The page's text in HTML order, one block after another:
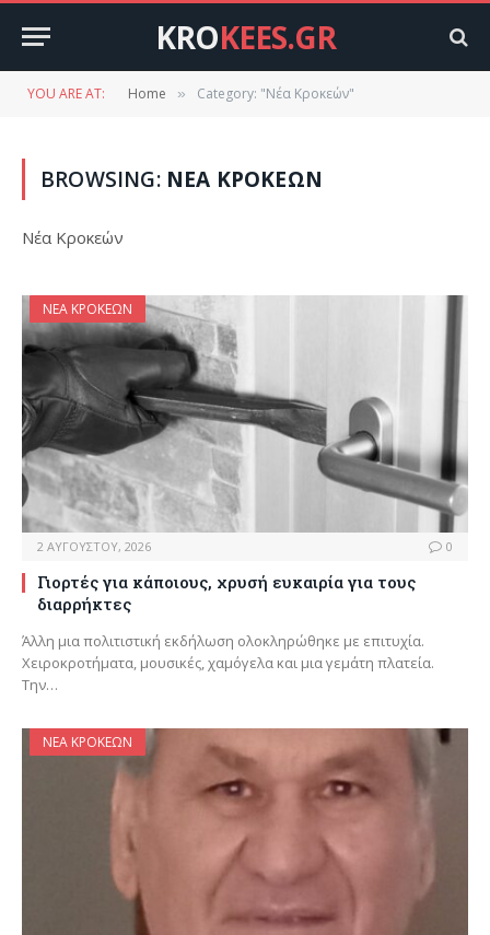
KROKEES.GR
YOU ARE AT: Home » Category: "Νέα Κροκεών"
BROWSING: ΝΈΑ ΚΡΟΚΕΏΝ
Νέα Κροκεών
ΝΈΑ ΚΡΟΚΕΏΝ
2 ΑΥΓΟΎΣΤΟΥ, 2026 0
Γιορτές για κάποιους, χρυσή ευκαιρία για τους
διαρρήκτες
Άλλη μια πολιτιστική εκδήλωση ολοκληρώθηκε με επιτυχία.
Χειροκροτήματα, μουσικές, χαμόγελα και μια γεμάτη πλατεία.
Την…
ΝΈΑ ΚΡΟΚΕΏΝ